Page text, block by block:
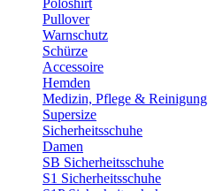
Poloshirt
Pullover
Warnschutz
Schürze
Accessoire
Hemden
Medizin, Pflege & Reinigung
Supersize
Sicherheitsschuhe
Damen
SB Sicherheitsschuhe
S1 Sicherheitsschuhe